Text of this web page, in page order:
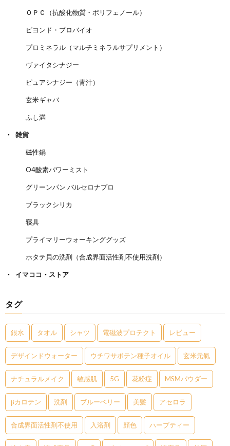
ＯＰＣ（抗酸化物質・ポリフェノール）
ビヨンド・プロバイオ
プロミネラル（マルチミネラルサプリメント）
ヴァイタシナジー
ピュアシナジー（青汁）
玄米ギャバ
ふし満
雑貨
磁性鍋
O4酸素パワーミスト
グリーンパン バルセロナプロ
ブラックシリカ
寝具
プライマリーウォーキンググッズ
ホタテ貝の洗剤（合成界面活性剤不使用洗剤）
イマココ・ストア
タグ
銀水 タオル シャツ 電磁波プロテクト レビュー
デザインドウォーター ウチワサボテン種子オイル 玄米元氣
ナチュラルメイク 敏感肌 5G 花粉症 MSMパウダー
βカロテン 洗剤 ブルーベリー 美髪 アセロラ
合成界面活性剤不使用 入浴剤 顔色 ハーブティー